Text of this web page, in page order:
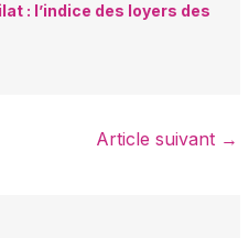
: l’indice des loyers des
Article suivant →